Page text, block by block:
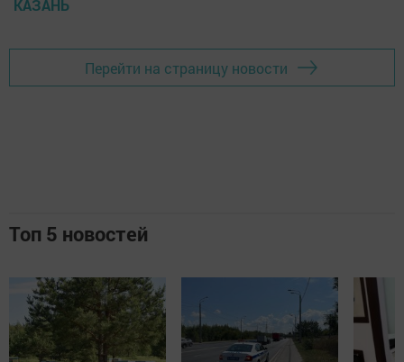
КАЗАНЬ
Перейти на страницу новости
Топ 5 новостей